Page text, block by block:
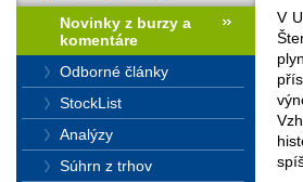
V
Novinky z burzy a
komentáre
Odborné články
StockList
Analýzy
Súhrn z trhov